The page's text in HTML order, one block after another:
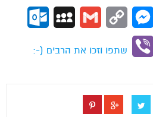
WhatsApp
Messenger
Copy
Gmail
MySpace
Telegram
Viber
שתפו וזכו את הרבים (-: